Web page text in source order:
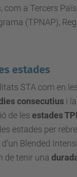
com a Tercers
(TPNAP),
estades
STA com en
consecutius i
de les estades
estades per rebre
Blended
de tenir una